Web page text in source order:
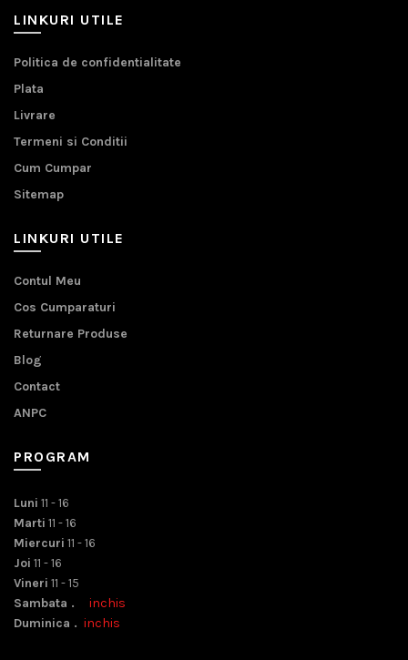
LINKURI UTILE
Politica de confidentialitate
Plata
Livrare
Termeni si Conditii
Cum Cumpar
Sitemap
LINKURI UTILE
Contul Meu
Cos Cumparaturi
Returnare Produse
Blog
Contact
ANPC
PROGRAM
Luni 11 - 16
Marti 11 - 16
Miercuri 11 - 16
Joi 11 - 16
Vineri 11 - 15
Sambata . inchis
Duminica . inchis